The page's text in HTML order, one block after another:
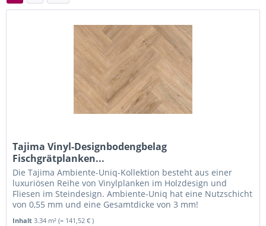
Tajima Vinyl-Designbodengbelag
Fischgrätplanken...
Die Tajima Ambiente-Uniq-Kollektion besteht aus einer
luxuriösen Reihe von Vinylplanken im Holzdesign und
Fliesen im Steindesign. Ambiente-Uniq hat eine Nutzschicht
von 0,55 mm und eine Gesamtdicke von 3 mm!
Inhalt3.34 m²(= 141,52 € )